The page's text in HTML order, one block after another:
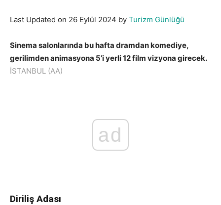
Last Updated on 26 Eylül 2024 by Turizm Günlüğü
Sinema salonlarında bu hafta dramdan komediye,
gerilimden animasyona 5’i yerli 12 film vizyona girecek.
İSTANBUL (AA)
ad
Diriliş Adası